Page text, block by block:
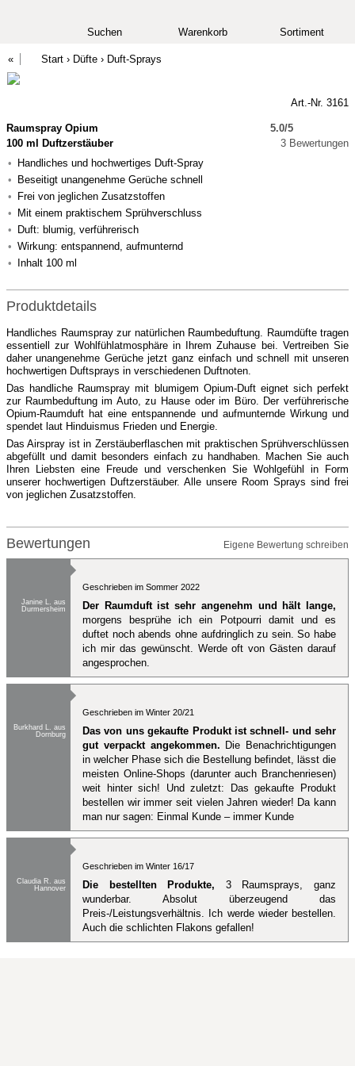
Suchen Warenkorb Sortiment
Start › Düfte › Duft-Sprays
Art.-Nr. 3161
Raumspray Opium
100 ml Duftzerstäuber
Handliches und hochwertiges Duft-Spray
Beseitigt unangenehme Gerüche schnell
Frei von jeglichen Zusatzstoffen
Mit einem praktischem Sprühverschluss
Duft: blumig, verführerisch
Wirkung: entspannend, aufmunternd
Inhalt 100 ml
5.0/5
3 Bewertungen
Produktdetails
Handliches Raumspray zur natürlichen Raumbeduftung. Raumdüfte tragen
essentiell zur Wohlfühlatmosphäre in Ihrem Zuhause bei. Vertreiben Sie
daher unangenehme Gerüche jetzt ganz einfach und schnell mit unseren
hochwertigen Duftsprays in verschiedenen Duftnoten.
Das handliche Raumspray mit blumigem Opium-Duft eignet sich perfekt
zur Raumbeduftung im Auto, zu Hause oder im Büro. Der verführerische
Opium-Raumduft hat eine entspannende und aufmunternde Wirkung und
spendet laut Hinduismus Frieden und Energie.
Das Airspray ist in Zerstäuberflaschen mit praktischen Sprühverschlüssen
abgefüllt und damit besonders einfach zu handhaben. Machen Sie auch
Ihren Liebsten eine Freude und verschenken Sie Wohlgefühl in Form
unserer hochwertigen Duftzerstäuber. Alle unsere Room Sprays sind frei
von jeglichen Zusatzstoffen.
Bewertungen Eigene Bewertung schreiben
Janine L. aus
Durmersheim
Geschrieben im Sommer 2022
Der Raumduft ist sehr angenehm und hält lange,
morgens besprühe ich ein Potpourri damit und es
duftet noch abends ohne aufdringlich zu sein. So habe
ich mir das gewünscht. Werde oft von Gästen darauf
angesprochen.
Burkhard L. aus
Dornburg
Geschrieben im Winter 20/21
Das von uns gekaufte Produkt ist schnell- und sehr
gut verpackt angekommen. Die Benachrichtigungen
in welcher Phase sich die Bestellung befindet, lässt die
meisten Online-Shops (darunter auch Branchenriesen)
weit hinter sich! Und zuletzt: Das gekaufte Produkt
bestellen wir immer seit vielen Jahren wieder! Da kann
man nur sagen: Einmal Kunde – immer Kunde
Claudia R. aus
Hannover
Geschrieben im Winter 16/17
Die bestellten Produkte, 3 Raumsprays, ganz
wunderbar. Absolut überzeugend das
Preis-/Leistungsverhältnis. Ich werde wieder bestellen.
Auch die schlichten Flakons gefallen!